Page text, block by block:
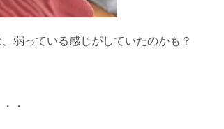
弱っている感じがしていたのかも？
・